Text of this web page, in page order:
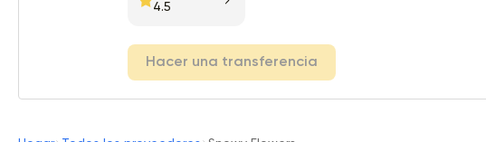
4.5
Hacer una transferencia